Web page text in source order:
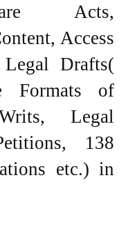
Acts,
Access
Drafts(
Formats of
Legal
138
etc.) in